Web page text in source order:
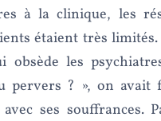
à la clinique, les
étaient très
obsède les
pervers ? », on
ses souffrances.